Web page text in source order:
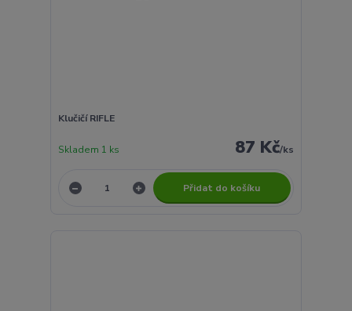
Klučičí RIFLE
87 Kč/ks
Skladem 1 ks
Přidat do košíku